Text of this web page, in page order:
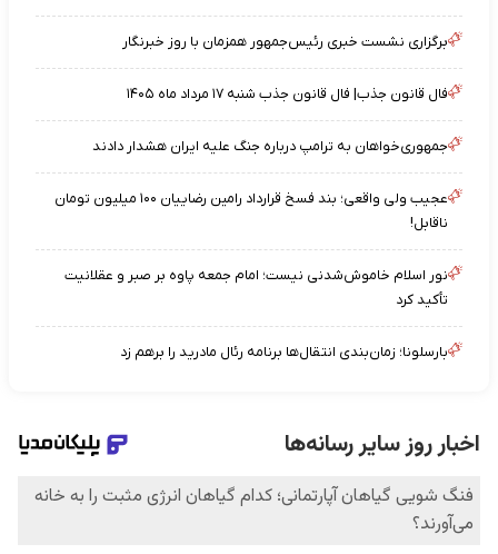
برگزاری نشست خبری رئیس‌جمهور همزمان با روز خبرنگار
فال قانون جذب| فال قانون جذب شنبه ۱۷ مرداد ماه ۱۴۰۵
جمهوری‌خواهان به ترامپ درباره جنگ علیه ایران هشدار دادند
عجیب ولی واقعی؛ بند فسخ قرارداد رامین رضاییان ۱۰۰ میلیون تومان
ناقابل!
نور اسلام خاموش‌شدنی نیست؛ امام جمعه پاوه بر صبر و عقلانیت
تأکید کرد
بارسلونا؛ زمان‌بندی انتقال‌ها برنامه رئال مادرید را برهم زد